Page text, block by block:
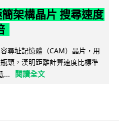
架構晶片 搜尋速度
尋址記憶體（CAM）晶片，用
頸，漢明距離計算速度比標準
...
閱讀全文